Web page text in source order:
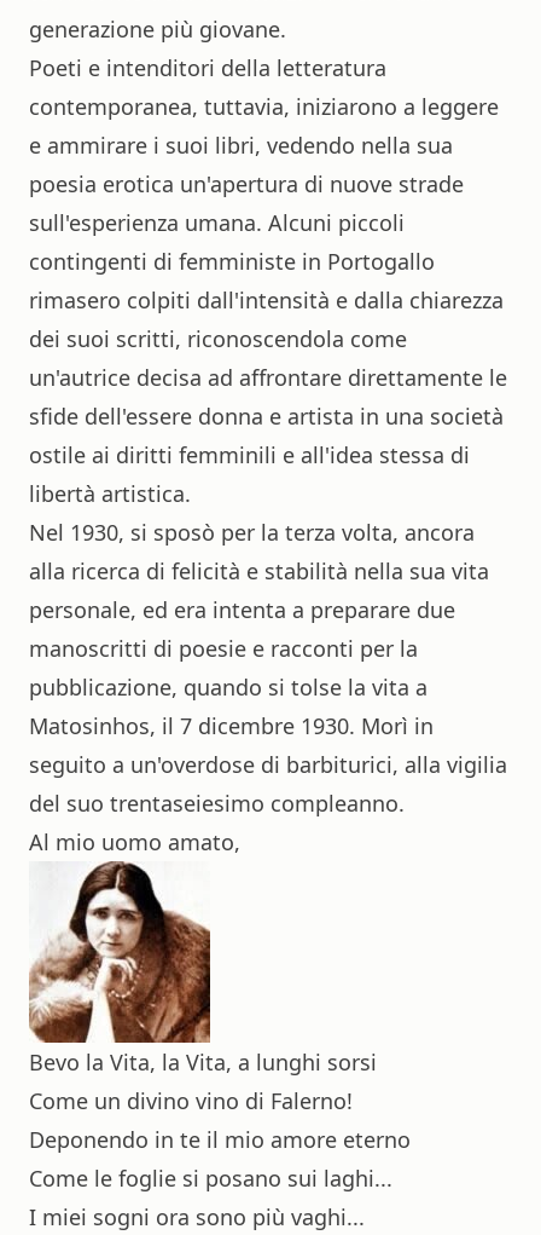
generazione più giovane.
Poeti e intenditori della letteratura
contemporanea, tuttavia, iniziarono a leggere
e ammirare i suoi libri, vedendo nella sua
poesia erotica un'apertura di nuove strade
sull'esperienza umana. Alcuni piccoli
contingenti di femministe in Portogallo
rimasero colpiti dall'intensità e dalla chiarezza
dei suoi scritti, riconoscendola come
un'autrice decisa ad affrontare direttamente le
sfide dell'essere donna e artista in una società
ostile ai diritti femminili e all'idea stessa di
libertà artistica.
Nel 1930, si sposò per la terza volta, ancora
alla ricerca di felicità e stabilità nella sua vita
personale, ed era intenta a preparare due
manoscritti di poesie e racconti per la
pubblicazione, quando si tolse la vita a
Matosinhos, il 7 dicembre 1930. Morì in
seguito a un'overdose di barbiturici, alla vigilia
del suo trentaseiesimo compleanno.
Al mio uomo amato,
Bevo la Vita, la Vita, a lunghi sorsi
Come un divino vino di Falerno!
Deponendo in te il mio amore eterno
Come le foglie si posano sui laghi...
I miei sogni ora sono più vaghi...